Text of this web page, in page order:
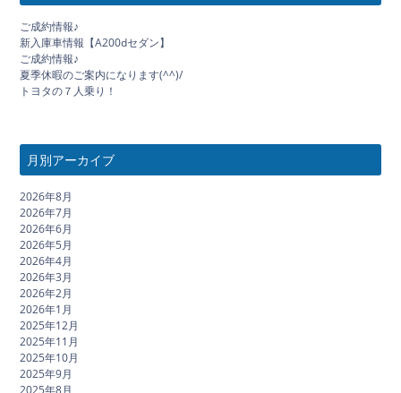
ご成約情報♪
新入庫車情報【A200dセダン】
ご成約情報♪
夏季休暇のご案内になります(^^)/
トヨタの７人乗り！
月別アーカイブ
2026年8月
2026年7月
2026年6月
2026年5月
2026年4月
2026年3月
2026年2月
2026年1月
2025年12月
2025年11月
2025年10月
2025年9月
2025年8月